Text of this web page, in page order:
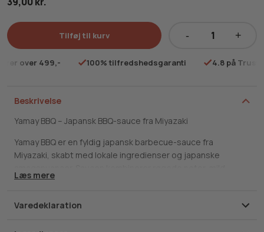
Beskrivelse
Yamay BBQ – Japansk BBQ-sauce fra Miyazaki
Yamay BBQ er en fyldig japansk barbecue-sauce fra
Miyazaki, skabt med lokale ingredienser og japanske
sødme og dyb umami, hvilket giver en balanceret smag, der
Læs mere
Varedeklaration
-
antal
Tilføj til kurv
over 499,- 100% tilfredshedsgaranti 4.8 på